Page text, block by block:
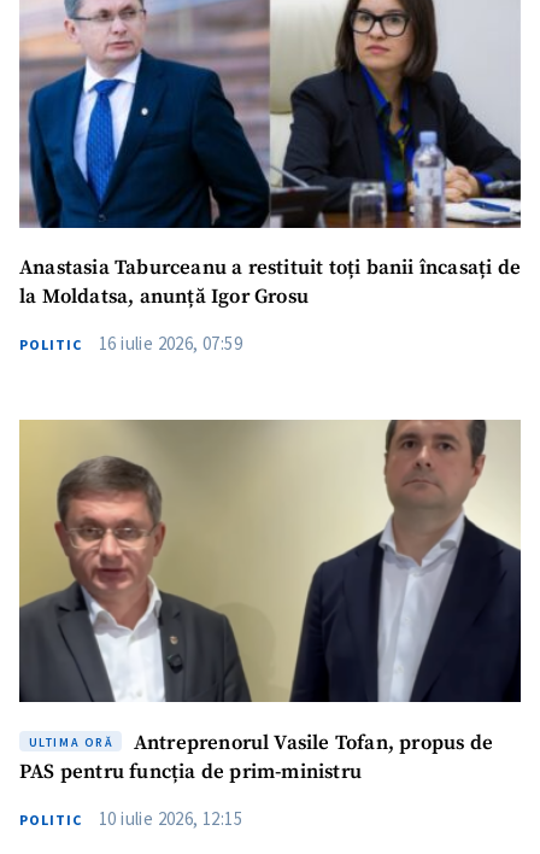
Anastasia Taburceanu a restituit toți banii încasați de
la Moldatsa, anunță Igor Grosu
POLITIC 16 iulie 2026, 07:59
ULTIMA ORĂ
Antreprenorul Vasile Tofan, propus de
PAS pentru funcția de prim-ministru
POLITIC 10 iulie 2026, 12:15